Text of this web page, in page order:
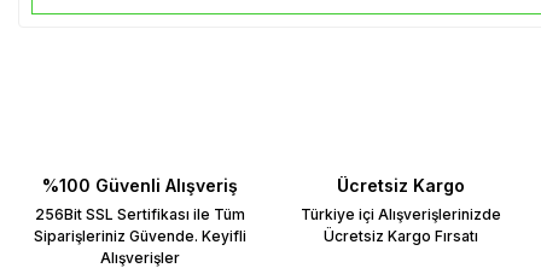
%100 Güvenli Alışveriş
256Bit SSL Sertifikası ile Tüm
Siparişleriniz Güvende. Keyifli
Alışverişler
Ücretsiz Kargo
Türkiye içi Alışverişlerinizde
Ücretsiz Kargo Fırsatı